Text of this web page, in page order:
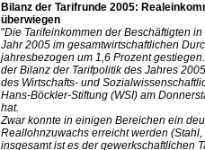
Bilanz der Tarifrunde 2005:
überwiegen
"Die Tarifeinkommen der Beschäftigten
Jahr 2005 im gesamtwirtschaftlichen
jahresbezogen um 1,6 Prozent
der Bilanz der Tarifpolitik des Jahres
des Wirtschafts- und
Hans-Böckler-Stiftung (WSI) am
hat.
Zwar konnte in einigen Bereichen ein
Reallohnzuwachs erreicht werden
insgesamt ist es der gewerkschaftlichen